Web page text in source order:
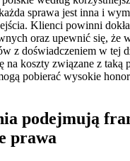
sprawa jest inna i
Klienci powinni
oraz upewnić się, że
z doświadczeniem w tej
na koszty związane z taką
pobierać wysokie
podejmują
prawa